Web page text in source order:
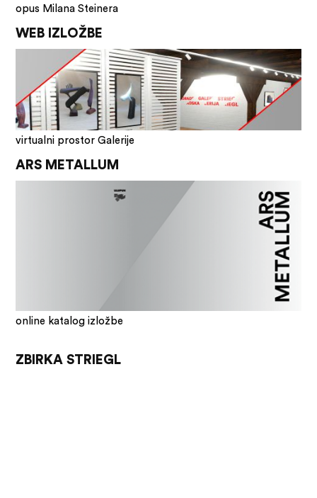
opus Milana Steinera
WEB IZLOŽBE
virtualni prostor Galerije
ARS METALLUM
online katalog izložbe
ZBIRKA STRIEGL